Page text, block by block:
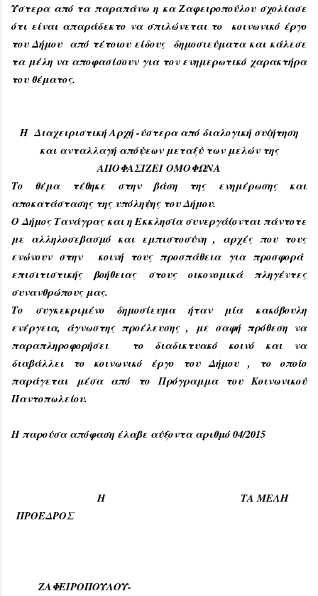
Ύστερα από τα παραπάνω η κα Ζαφειροπούλου σχολίασε
ότι είναι απαράδεκτο να σπιλώνεται το κοινωνικό έργο
του Δήμου από τέτοιου είδους δημοσιεύματα και κάλεσε
τα μέλη να αποφασίσουν για τον ενημερωτικό χαρακτήρα
του θέματος.
Η Διαχειριστική Αρχή -ύστερα από διαλογική συζήτηση
και ανταλλαγή απόψεων μεταξύ των μελών της
ΑΠΟΦΑΣΙΖΕΙ ΟΜΟΦΩΝΑ
Το θέμα τέθηκε στην βάση της ενημέρωσης και
αποκατάστασης της υπόληψης του Δήμου.
Ο Δήμος Τανάγρας και η Εκκλησία συνεργάζονται πάντοτε
με αλληλοσεβασμό και εμπιστοσύνη , αρχές που τους
ενώνουν στην κοινή τους προσπάθεια για προσφορά
επισιτιστικής βοήθειας στους οικονομικά πληγέντες
συνανθρώπους μας.
Το συγκεκριμένο δημοσίευμα ήταν μία κακόβουλη
ενέργεια, άγνωστης προέλευσης , με σαφή πρόθεση να
παραπληροφορήσει το διαδικτυακό κοινό και να
διαβάλλει το κοινωνικό έργο του Δήμου , το οποίο
παράγεται μέσα από το Πρόγραμμα του Κοινωνικού
Παντοπωλείου.
Η παρούσα απόφαση έλαβε αύξοντα αριθμό 04/2015
Η
ΠΡΟΕΔΡΟΣ
ΤΑ ΜΕΛΗ
ΖΑΦΕΙΡΟΠΟΥΛΟΥ-